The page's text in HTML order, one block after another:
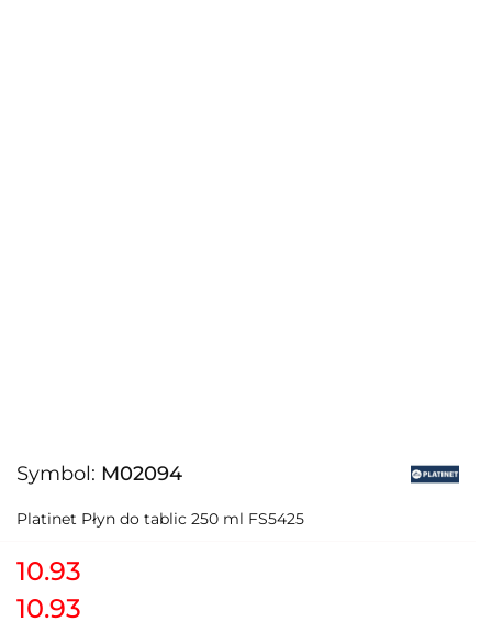
Symbol: M02094
Platinet Płyn do tablic 250 ml FS5425
10.93
10.93